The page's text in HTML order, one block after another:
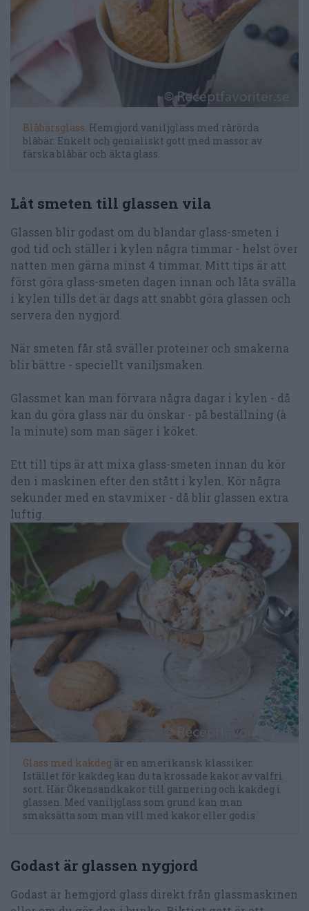
Blåbärsglass. Hemgjord vaniljglass med rårörda
blåbär. Enkelt och genialiskt gott med massor av
färska blåbär och äkta glass.
Låt smeten till glassen vila
Glassen blir godast om du blandar glass-smeten i
god tid och ställer i kylen några timmar - helst över
natten men gärna minst 4 timmar. Mitt tips är att
först göra glass-smeten dagen innan och låta svälla
i kylen tills det är dags att snabbt göra glassen och
servera den nygjord.
När smeten får stå sväller proteiner och smakerna
blir bättre - speciellt vaniljsmaken.
Glassmet kan man förvara några dagar i kylen - då
kan du göra glass när du önskar - på beställning (à
la minute) som man säger i köket.
Ett till tips är att mixa glass-smeten innan du kör
den i maskinen efter den stått i kylen. Kör några
sekunder med en stavmixer - då blir glassen extra
luftig.
Glass med kakdeg är en amerikansk klassiker.
Istället för kakdeg kan du ta krossade kakor av valfri
sort. Här Ökensandkakor till garnering och kakdeg i
glassen. Med vaniljglass som grund kan man
smaksätta som man vill med kakor eller godis
Godast är glassen nygjord
Godast är hemgjord glass direkt från glassmaskinen